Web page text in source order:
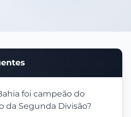
foi campeão do
da Segunda Divisão?